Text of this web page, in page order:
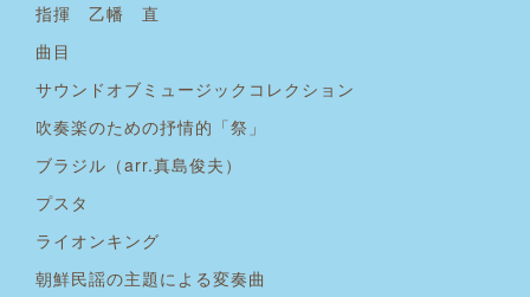
指揮 乙幡 直
曲目
サウンドオブミュージックコレクション
吹奏楽のための抒情的「祭」
ブラジル（arr.真島俊夫）
プスタ
ライオンキング
朝鮮民謡の主題による変奏曲